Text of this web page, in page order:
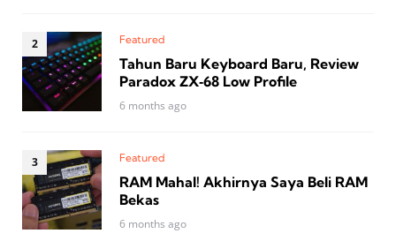
Featured
Tahun Baru Keyboard Baru, Review
Paradox ZX‑68 Low Profile
6 months ago
Featured
RAM Mahal! Akhirnya Saya Beli RAM
Bekas
6 months ago